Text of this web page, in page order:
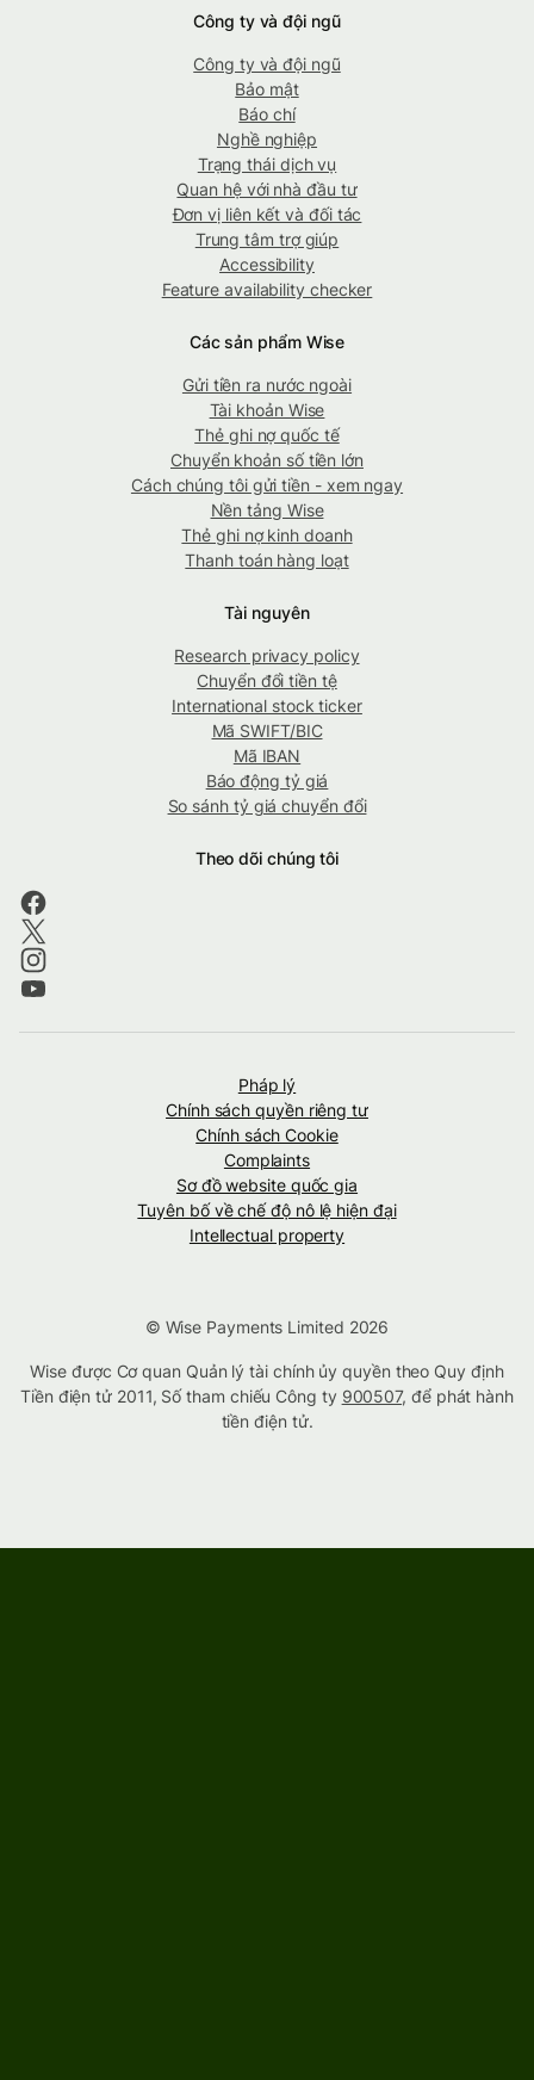
Công ty và đội ngũ
Công ty và đội ngũ
Bảo mật
Báo chí
Nghề nghiệp
Trạng thái dịch vụ
Quan hệ với nhà đầu tư
Đơn vị liên kết và đối tác
Trung tâm trợ giúp
Accessibility
Feature availability checker
Các sản phẩm Wise
Gửi tiền ra nước ngoài
Tài khoản Wise
Thẻ ghi nợ quốc tế
Chuyển khoản số tiền lớn
Cách chúng tôi gửi tiền - xem ngay
Nền tảng Wise
Thẻ ghi nợ kinh doanh
Thanh toán hàng loạt
Tài nguyên
Research privacy policy
Chuyển đổi tiền tệ
International stock ticker
Mã SWIFT/BIC
Mã IBAN
Báo động tỷ giá
So sánh tỷ giá chuyển đổi
Theo dõi chúng tôi
Pháp lý
Chính sách quyền riêng tư
Chính sách Cookie
Complaints
Sơ đồ website quốc gia
Tuyên bố về chế độ nô lệ hiện đại
Intellectual property
© Wise Payments Limited 2026
Wise được Cơ quan Quản lý tài chính ủy quyền theo Quy định
Tiền điện tử 2011, Số tham chiếu Công ty 900507, để phát hành
tiền điện tử.